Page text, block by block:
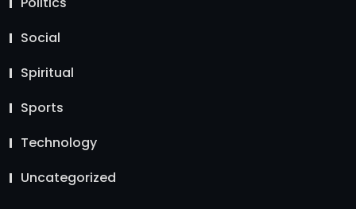
Social
Spiritual
Sports
Technology
Uncategorized